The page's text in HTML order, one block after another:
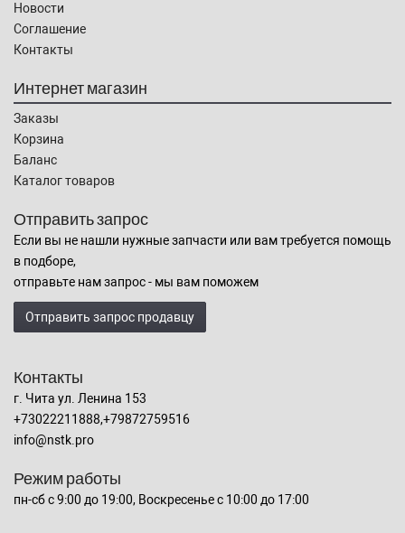
Новости
Соглашение
Контакты
Интернет магазин
Заказы
Корзина
Баланс
Каталог товаров
Отправить запрос
Если вы не нашли нужные запчасти или вам требуется помощь
в подборе,
отправьте нам запрос - мы вам поможем
Отправить запрос продавцу
Контакты
г. Чита ул. Ленина 153
+73022211888,+79872759516
info@nstk.pro
Режим работы
пн-сб с 9:00 до 19:00, Воскресенье с 10:00 до 17:00